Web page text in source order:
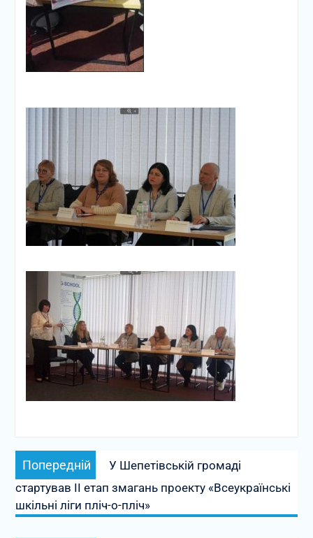
Навігація
записів
Попередній
Попередній
запис:
У Шепетівській громаді
стартував IІ етап змагань проекту «Всеукраїнські
шкільні ліги пліч-о-пліч»